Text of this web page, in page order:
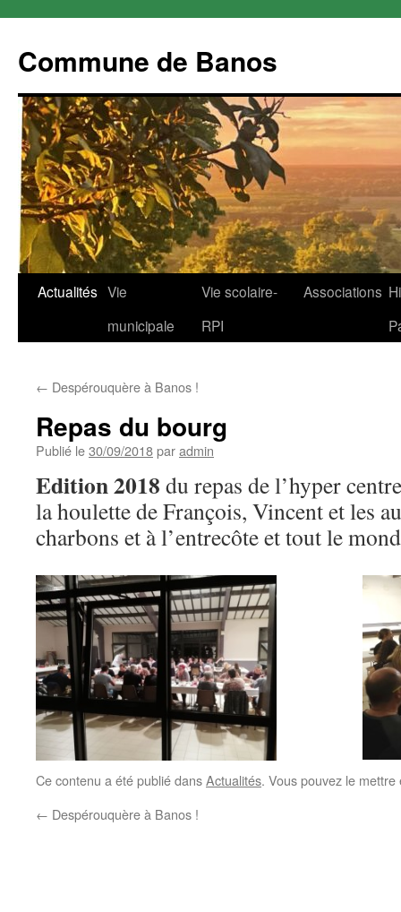
Commune de Banos
Aller
Actualités Vie
municipale
Vie scolaire-
RPI
Associations
← Despérouquère à Banos !
Repas du bourg
Publié le30/09/2018paradmin
Edition 2018 du repas de l’hyper
la houlette de François, Vincent et les
charbons et à l’entrecôte et tout le
Ce contenu a été publié dansActualités. Vous pouvez le
← Despérouquère à Banos !